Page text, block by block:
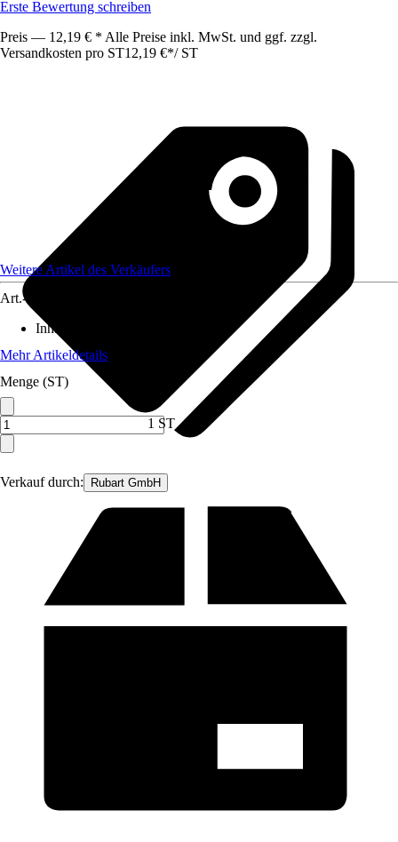
Erste Bewertung schreiben
Preis — 12,19 € * Alle Preise inkl. MwSt. und ggf. zzgl.
Versandkosten pro ST12,19 €*/ ST
Verkauf durch: Rubart GmbH
Weitere Artikel des Verkäufers
Art.-Nr.
Inhalt
Mehr Artikeldetails
Menge (ST)
1 ST